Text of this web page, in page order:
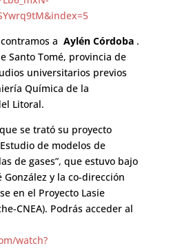
a Aylén Córdoba.
Santo Tomé, provincia de
universitarios previos
Química de la
Litoral.
se trató su proyecto
de modelos de
de gases”, que estuvo bajo
González y la co-dirección
en el Proyecto Lasie
CNEA). Podrás acceder al
watch?